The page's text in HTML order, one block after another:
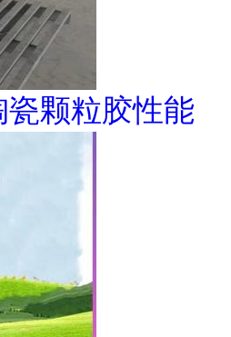
颗粒胶性能